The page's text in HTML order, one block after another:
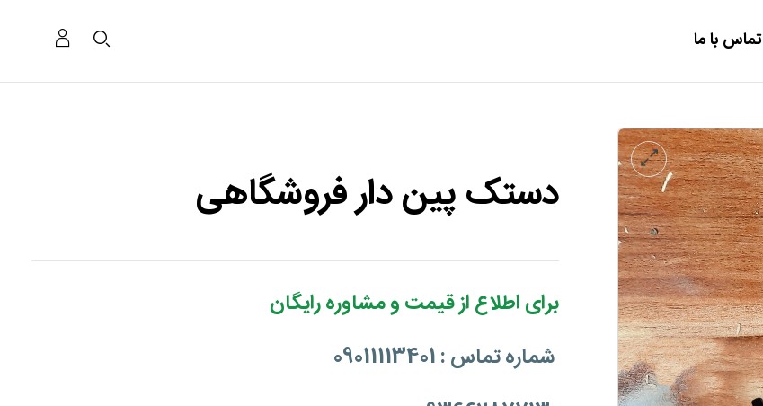
تماس با ما
دستک پین دار فروشگاهی
برای اطلاع از قیمت و مشاوره رایگان
شماره تماس : 09011113401